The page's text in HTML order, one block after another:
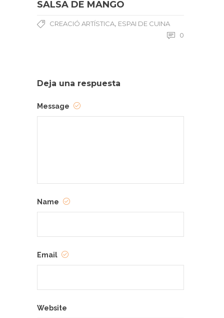
SALSA DE MANGO
CREACIÓ ARTÍSTICA, ESPAI DE CUINA
0
Deja una respuesta
Message
Name
Email
Website